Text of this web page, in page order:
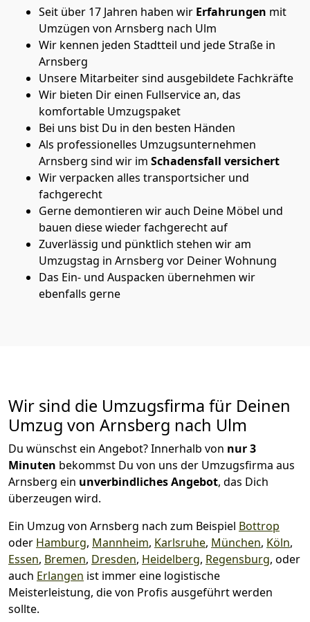
Seit über 17 Jahren haben wir Erfahrungen mit
Umzügen von Arnsberg nach Ulm
Wir kennen jeden Stadtteil und jede Straße in
Arnsberg
Unsere Mitarbeiter sind ausgebildete Fachkräfte
Wir bieten Dir einen Fullservice an, das
komfortable Umzugspaket
Bei uns bist Du in den besten Händen
Als professionelles Umzugsunternehmen
Arnsberg sind wir im Schadensfall versichert
Wir verpacken alles transportsicher und
fachgerecht
Gerne demontieren wir auch Deine Möbel und
bauen diese wieder fachgerecht auf
Zuverlässig und pünktlich stehen wir am
Umzugstag in Arnsberg vor Deiner Wohnung
Das Ein- und Auspacken übernehmen wir
ebenfalls gerne
Wir sind die Umzugsfirma für Deinen
Umzug von Arnsberg nach Ulm
Du wünschst ein Angebot? Innerhalb von nur 3
Minuten bekommst Du von uns der Umzugsfirma aus
Arnsberg ein unverbindliches Angebot, das Dich
überzeugen wird.
Ein Umzug von Arnsberg nach zum Beispiel Bottrop
oder Hamburg, Mannheim, Karlsruhe, München, Köln,
Essen, Bremen, Dresden, Heidelberg, Regensburg, oder
auch Erlangen ist immer eine logistische
Meisterleistung, die von Profis ausgeführt werden
sollte.